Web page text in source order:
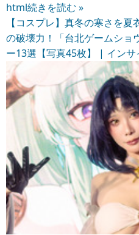
html続きを読む »
【コスプレ】真冬の寒さを
の破壊力！「台北ゲームショ
ー13選【写真45枚】 | インサ